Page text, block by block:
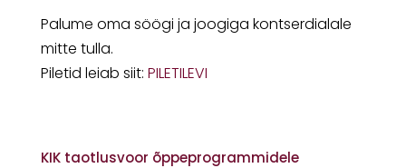
Palume oma söögi ja joogiga kontserdialale
mitte tulla.
Piletid leiab siit: PILETILEVI
KIK taotlusvoor õppeprogrammidele